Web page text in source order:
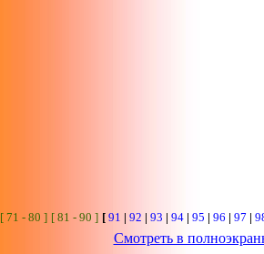
[ 71 - 80 ] [ 81 - 90 ] [ 91 | 92 | 93 | 94 | 95 | 96 | 97 |
Смотреть в